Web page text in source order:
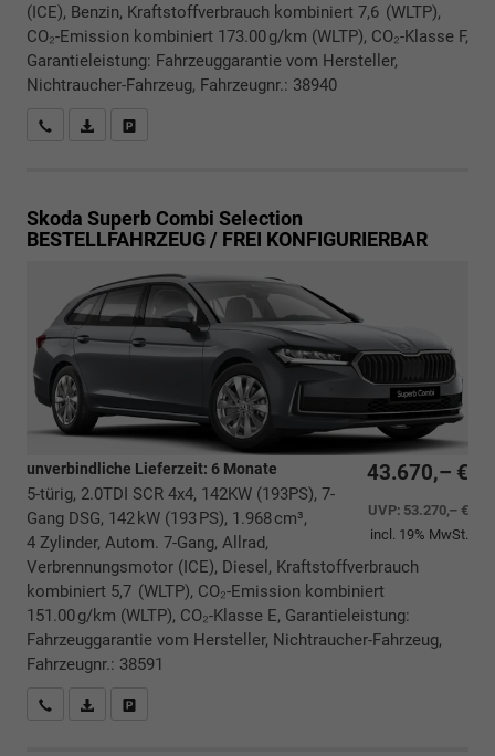
(ICE), Benzin, Kraftstoffverbrauch kombiniert 7,6 (WLTP),
CO₂-Emission kombiniert 173.00 g/km (WLTP), CO₂-Klasse F,
Garantieleistung: Fahrzeuggarantie vom Hersteller,
Nichtraucher-Fahrzeug, Fahrzeugnr.: 38940
Rückrufbitte absenden
PDF-Datei, Fahrzeugexposé drucken
Skoda Superb Combi Selection
BESTELLFAHRZEUG / FREI KONFIGURIERBAR
43.670,– €
UVP: 53.270,– €
incl. 19% MwSt.
unverbindliche Lieferzeit: 6 Monate
5-türig, 2.0TDI SCR 4x4, 142KW (193PS), 7-
Gang DSG, 142 kW (193 PS), 1.968 cm³,
4 Zylinder, Autom. 7-Gang, Allrad,
Verbrennungsmotor (ICE), Diesel, Kraftstoffverbrauch
kombiniert 5,7 (WLTP), CO₂-Emission kombiniert
151.00 g/km (WLTP), CO₂-Klasse E, Garantieleistung:
Fahrzeuggarantie vom Hersteller, Nichtraucher-Fahrzeug,
Fahrzeugnr.: 38591
Rückrufbitte absenden
PDF-Datei, Fahrzeugexposé drucken